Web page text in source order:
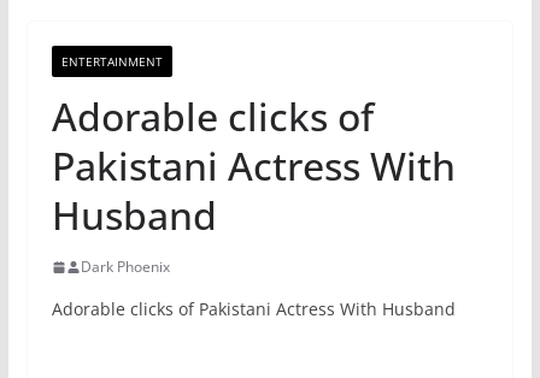
ENTERTAINMENT
Adorable clicks of
Pakistani Actress With
Husband
Dark Phoenix
Adorable clicks of Pakistani Actress With Husband